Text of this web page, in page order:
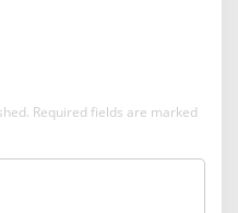
Required fields are marked